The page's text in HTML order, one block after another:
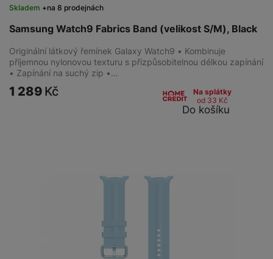
Samsung Watch9 Fabrics Band (velikost S/M), Black
Skladem na 8 prodejnách
Originální látkový řemínek Galaxy Watch9 • Kombinuje
příjemnou nylonovou texturu s přizpůsobitelnou délkou zapínání
• Zapínání na suchý zip •…
1 289 Kč
Na splátky
od 33 Kč
Do košíku